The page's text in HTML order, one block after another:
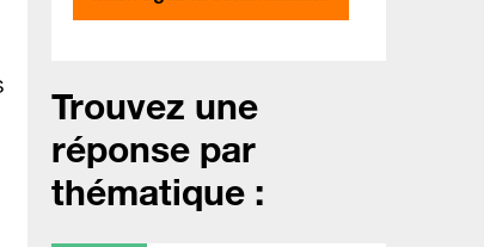
Trouvez une
réponse par
thématique :